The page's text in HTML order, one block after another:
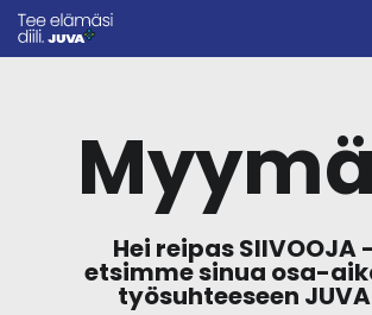
Hei reipas SIIVOOJA
etsimme sinua osa-
työsuhteeseen